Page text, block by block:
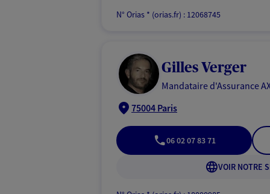
N° Orias * (orias.fr) : 12068745
Gilles Verger
Mandataire d'Assurance
75004 Paris
06 02 07 83 71
VOIR NOTRE